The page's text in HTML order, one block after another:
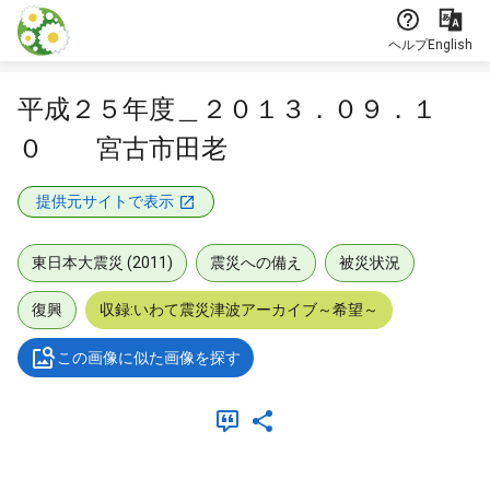
本文に飛ぶ
ヘルプEnglish
平成２５年度＿２０１３．０９．１
０ 宮古市田老
提供元サイトで表示
東日本大震災 (2011) 震災への備え 被災状況
復興 収録:いわて震災津波アーカイブ～希望～
この画像に似た画像を探す